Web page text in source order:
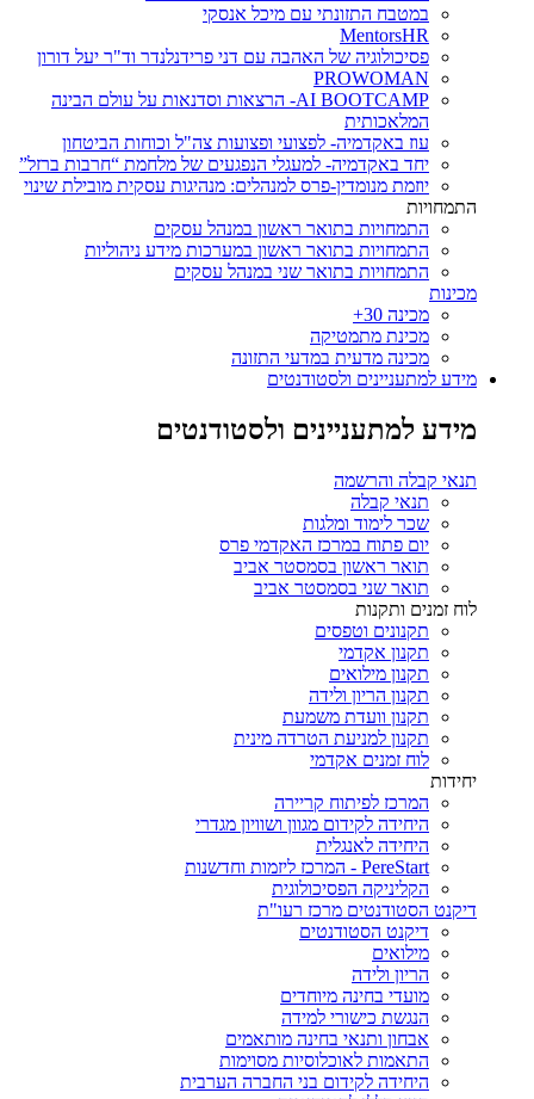
במטבח התזונתי עם מיכל אנסקי
MentorsHR
פסיכולוגיה של האהבה עם דני פרידנלנדר וד"ר יעל דורון
PROWOMAN
AI BOOTCAMP- הרצאות וסדנאות על עולם הבינה
המלאכותית
עוז באקדמיה- לפצועי ופצועות צה"ל וכוחות הביטחון
יחד באקדמיה- למעגלי הנפגעים של מלחמת “חרבות ברזל”
יוזמת מנומדין-פרס למנהלים: מנהיגות עסקית מובילת שינוי
התמחויות
התמחויות בתואר ראשון במנהל עסקים
התמחויות בתואר ראשון במערכות מידע ניהוליות
התמחויות בתואר שני במנהל עסקים
מכינות
מכינה 30+
מכינת מתמטיקה
מכינה מדעית במדעי התזונה
מידע למתעניינים ולסטודנטים
מידע למתעניינים ולסטודנטים
תנאי קבלה והרשמה
תנאי קבלה
שכר לימוד ומלגות
יום פתוח במרכז האקדמי פרס
תואר ראשון בסמסטר אביב
תואר שני בסמסטר אביב
לוח זמנים ותקנות
תקנונים וטפסים
תקנון אקדמי
תקנון מילואים
תקנון הריון ולידה
תקנון וועדת משמעת
תקנון למניעת הטרדה מינית
לוח זמנים אקדמי
יחידות
המרכז לפיתוח קריירה
היחידה לקידום מגוון ושוויון מגדרי
היחידה לאנגלית
PereStart - המרכז ליזמות וחדשנות
הקליניקה הפסיכולוגית
דיקנט הסטודנטים מרכז רעו"ת
דיקנט הסטודנטים
מילואים
הריון ולידה
מועדי בחינה מיוחדים
הנגשת כישורי למידה
אבחון ותנאי בחינה מותאמים
התאמות לאוכלוסיות מסוימות
היחידה לקידום בני החברה הערבית